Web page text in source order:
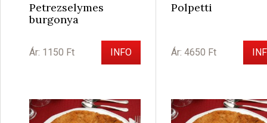
Petrezselymes
burgonya
Ár: 1150 Ft INFO
Polpetti
Ár: 4650 Ft